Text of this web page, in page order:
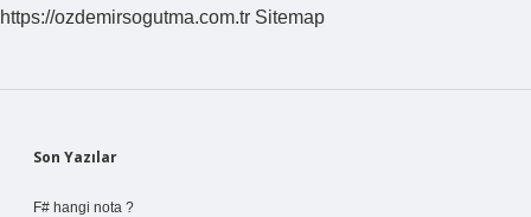
https://ozdemirsogutma.com.tr Sitemap
Sidebar
Son Yazılar
F# hangi nota ?